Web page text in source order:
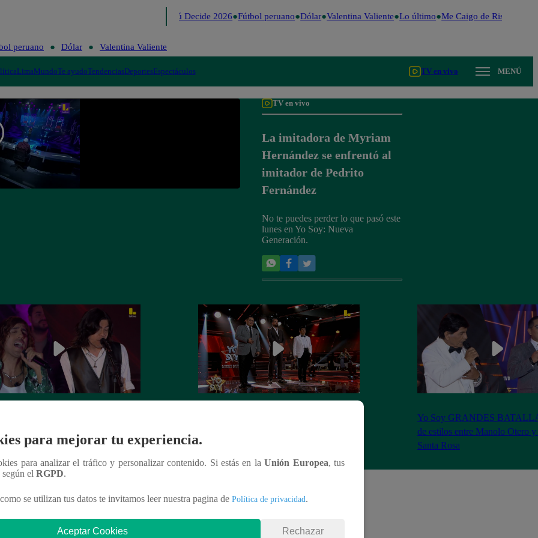
Perú Decide 2026 Fútbol peruano Dólar Valentina Valiente Lo último Me Caigo de Risa
peruano Dólar Valentina Valiente
LimaMundoTe ayudoTendenciasDeportesEspectáculos TV en vivo MENÚ
TV en vivo
La imitadora de Myriam
Hernández se enfrentó al
imitador de Pedrito
Fernández
No te puedes perder lo que pasó este
lunes en Yo Soy: Nueva
Generación.
Mateos
la batalla
Yo Soy GRANDES
de estilos entre Manolo Otero
Santa Rosa
para mejorar tu experiencia.
para analizar el tráfico y personalizar contenido. Si estás en laUnión Europea, tus
según el RGPD.
se utilizan tus datos te invitamos leer nuestra pagina de Política de privacidad.
Aceptar Cookies Rechazar